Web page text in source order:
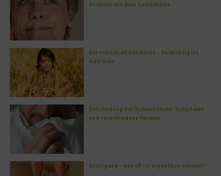
Problem mit dem Gedächtnis
Die volle Kraft des Korns – So wichtig ist
Getreide
Entzündung der Nebenhöhlen: Symptome
und verschiedene Formen
Stuhlgang – wie oft ist eigentlich normal?